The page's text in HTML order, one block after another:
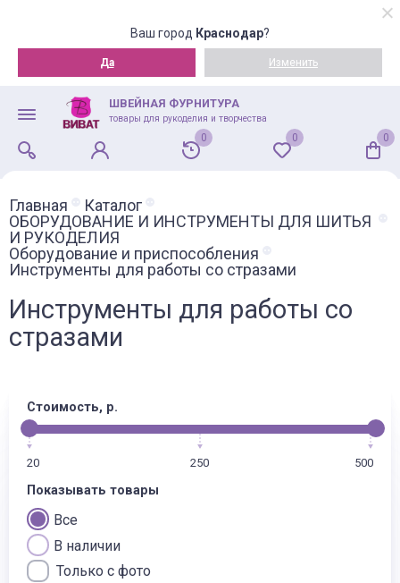
Ваш город Краснодар?
Да Изменить
ШВЕЙНАЯ ФУРНИТУРА
товары для рукоделия и творчества
0 0 0
Главная
Каталог
ОБОРУДОВАНИЕ И ИНСТРУМЕНТЫ ДЛЯ ШИТЬЯ
И РУКОДЕЛИЯ
Оборудование и приспособления
Инструменты для работы со стразами
Инструменты для работы со
стразами
Стоимость, р.
20 250 500
Показывать товары
Все
В наличии
Только с фото